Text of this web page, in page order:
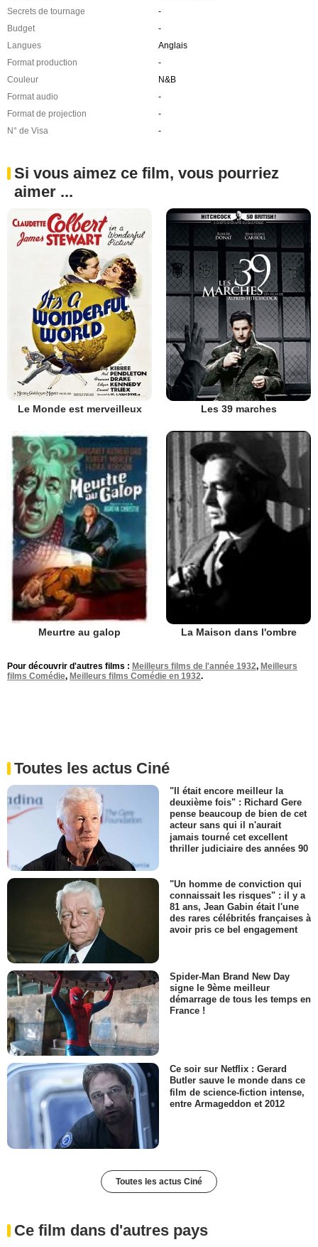
Secrets de tournage
-
Budget
-
Langues
Anglais
Format production
-
Couleur
N&B
Format audio
-
Format de projection
-
N° de Visa
-
Si vous aimez ce film, vous pourriez
aimer ...
Le Monde est merveilleux Les 39 marches
Meurtre au galop La Maison dans l'ombre
Pour découvrir d'autres films : Meilleurs films de l'année 1932, Meilleurs
films Comédie, Meilleurs films Comédie en 1932.
Toutes les actus Ciné
"Il était encore meilleur la
deuxième fois" : Richard Gere
pense beaucoup de bien de cet
acteur sans qui il n'aurait
jamais tourné cet excellent
thriller judiciaire des années 90
"Un homme de conviction qui
connaissait les risques" : il y a
81 ans, Jean Gabin était l'une
des rares célébrités françaises à
avoir pris ce bel engagement
Spider-Man Brand New Day
signe le 9ème meilleur
démarrage de tous les temps en
France !
Ce soir sur Netflix : Gerard
Butler sauve le monde dans ce
film de science-fiction intense,
entre Armageddon et 2012
Toutes les actus Ciné
Ce film dans d'autres pays